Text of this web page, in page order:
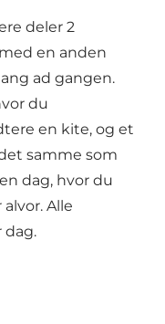
deler 2
en anden
ad gangen.
du
en kite, og et
samme som
dag, hvor du
Alle
dag.